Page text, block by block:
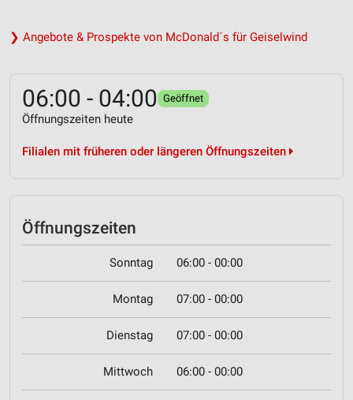
❯ Angebote & Prospekte von McDonald´s für Geiselwind
06:00 - 04:00 Geöffnet
Öffnungszeiten heute
Filialen mit früheren oder längeren Öffnungszeiten
Öffnungszeiten
Sonntag 06:00 - 00:00
Montag 07:00 - 00:00
Dienstag 07:00 - 00:00
Mittwoch 06:00 - 00:00